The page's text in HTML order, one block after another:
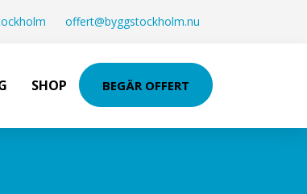
offert@byggstockholm.nu
SHOP BEGÄR OFFERT